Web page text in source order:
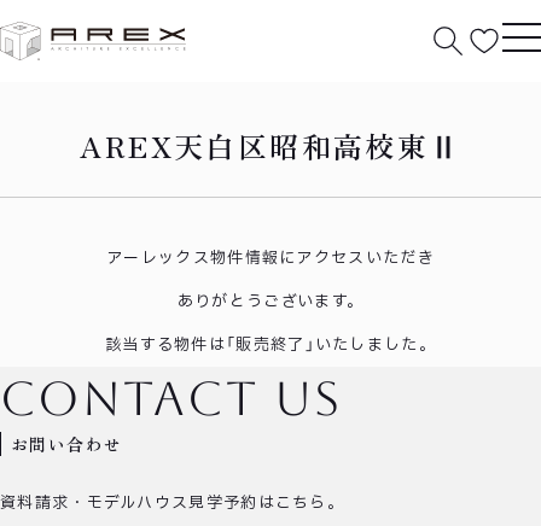
AREX天白区昭和高校東Ⅱ
アーレックス物件情報にアクセスいただき
ありがとうございます。
該当する物件は「販売終了」いたしました。
お問い合わせ
contact us
資料請求・モデルハウス見学予約はこちら。